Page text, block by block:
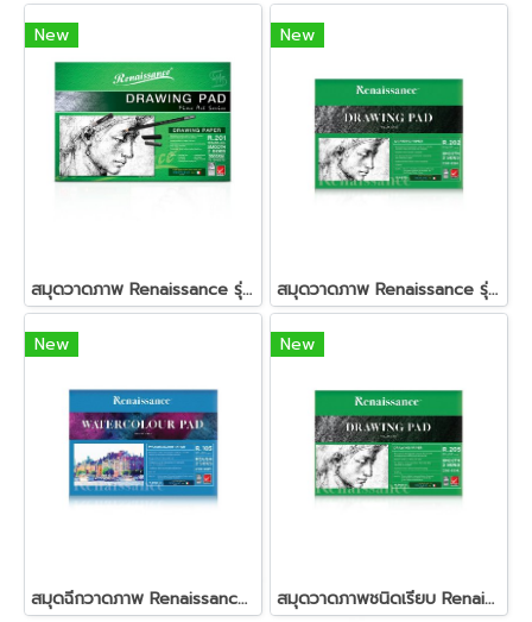
New
สมุดวาดภาพ Renaissance รุ่น R201 ขนาด 375x555 มม. (ผิวเรียบ)
New
สมุดวาดภาพ Renaissance รุ่น R202 ขนาด 275x375 มม. (ผิวเรียบ)
New
สมุดฉีกวาดภาพ Renaissance รุ่น R-105 ผิวหยาบ ขนาด A4
New
สมุดวาดภาพชนิดเรียบ Renaissance รุ่น R-205 ขนาด A4